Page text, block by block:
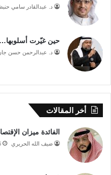
د. عبدالقادر سامي
حين غيّرت
د. عبدالرحمن حسن
أخر المقالات
الفائدة ميزان
ضيف الله الحريري